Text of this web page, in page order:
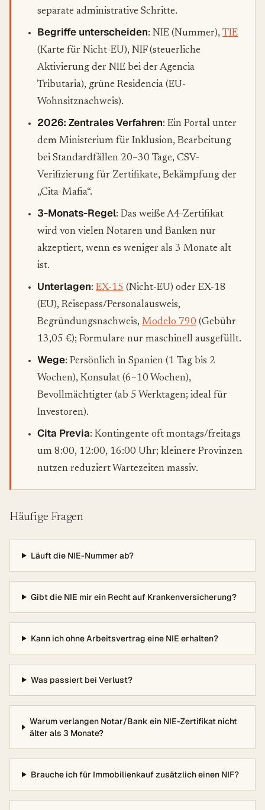
separate administrative Schritte.
Begriffe unterscheiden: NIE (Nummer), TIE
(Karte für Nicht-EU), NIF (steuerliche
Aktivierung der NIE bei der Agencia
Tributaria), grüne Residencia (EU-
Wohnsitznachweis).
2026: Zentrales Verfahren: Ein Portal unter
dem Ministerium für Inklusion, Bearbeitung
bei Standardfällen 20–30 Tage, CSV-
Verifizierung für Zertifikate, Bekämpfung der
„Cita-Mafia“.
3-Monats-Regel: Das weiße A4-Zertifikat
wird von vielen Notaren und Banken nur
akzeptiert, wenn es weniger als 3 Monate alt
ist.
Unterlagen: EX-15 (Nicht-EU) oder EX-18
(EU), Reisepass/Personalausweis,
Begründungsnachweis, Modelo 790 (Gebühr
13,05 €); Formulare nur maschinell ausgefüllt.
Wege: Persönlich in Spanien (1 Tag bis 2
Wochen), Konsulat (6–10 Wochen),
Bevollmächtigter (ab 5 Werktagen; ideal für
Investoren).
Cita Previa: Kontingente oft montags/freitags
um 8:00, 12:00, 16:00 Uhr; kleinere Provinzen
nutzen reduziert Wartezeiten massiv.
Häufige Fragen
Läuft die NIE-Nummer ab?
Gibt die NIE mir ein Recht auf Krankenversicherung?
Kann ich ohne Arbeitsvertrag eine NIE erhalten?
Was passiert bei Verlust?
Warum verlangen Notar/Bank ein NIE-Zertifikat nicht
älter als 3 Monate?
Brauche ich für Immobilienkauf zusätzlich einen NIF?